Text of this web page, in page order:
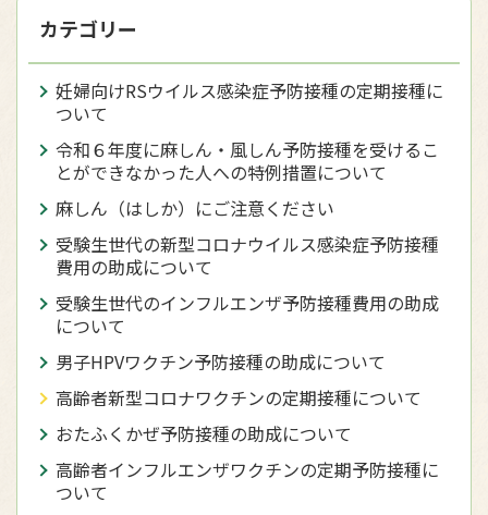
カテゴリー
妊婦向けRSウイルス感染症予防接種の定期接種に
ついて
令和６年度に麻しん・風しん予防接種を受けるこ
とができなかった人への特例措置について
麻しん（はしか）にご注意ください
受験生世代の新型コロナウイルス感染症予防接種
費用の助成について
受験生世代のインフルエンザ予防接種費用の助成
について
男子HPVワクチン予防接種の助成について
高齢者新型コロナワクチンの定期接種について
おたふくかぜ予防接種の助成について
高齢者インフルエンザワクチンの定期予防接種に
ついて